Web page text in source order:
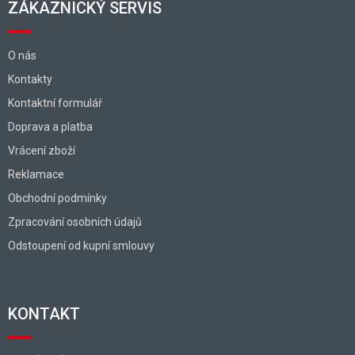
ZÁKAZNICKÝ SERVIS
O nás
Kontakty
Kontaktní formulář
Doprava a platba
Vrácení zboží
Reklamace
Obchodní podmínky
Zpracování osobních údajů
Odstoupení od kupní smlouvy
KONTAKT